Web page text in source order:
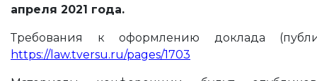
апреля 2021 года.
Требования к оформлению доклада
https://law.tversu.ru/pages/1703